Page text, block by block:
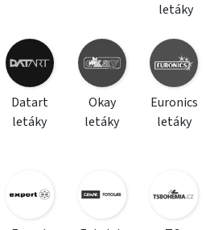
letáky
Datart
letáky
Okay
letáky
Euronics
letáky